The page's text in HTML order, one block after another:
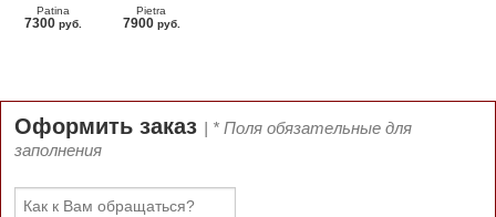
Patina
7300 руб.
Pietra
7900 руб.
Оформить заказ | * Поля обязательные для
заполнения